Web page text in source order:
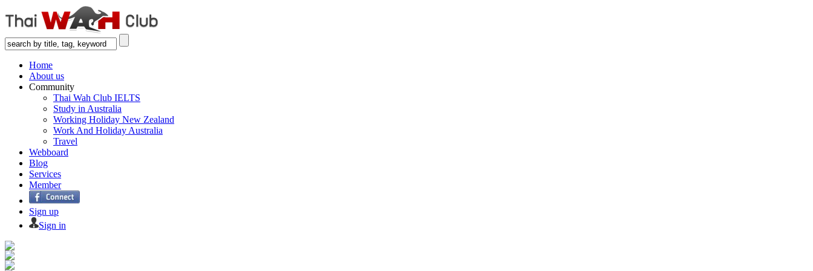
Home
About us
Community
Thai Wah Club IELTS
Study in Australia
Working Holiday New Zealand
Work And Holiday Australia
Travel
Webboard
Blog
Services
Member
Sign up
Sign in